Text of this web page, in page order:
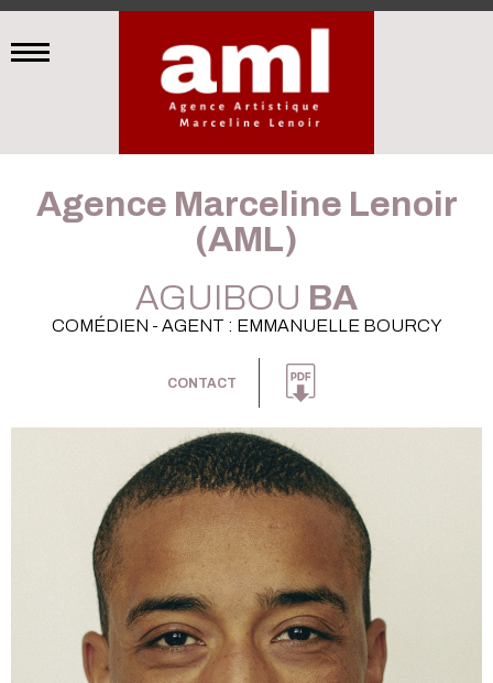
Agence Marceline Lenoir
(AML)
AGUIBOU BA
COMÉDIEN - AGENT : EMMANUELLE BOURCY
CONTACT